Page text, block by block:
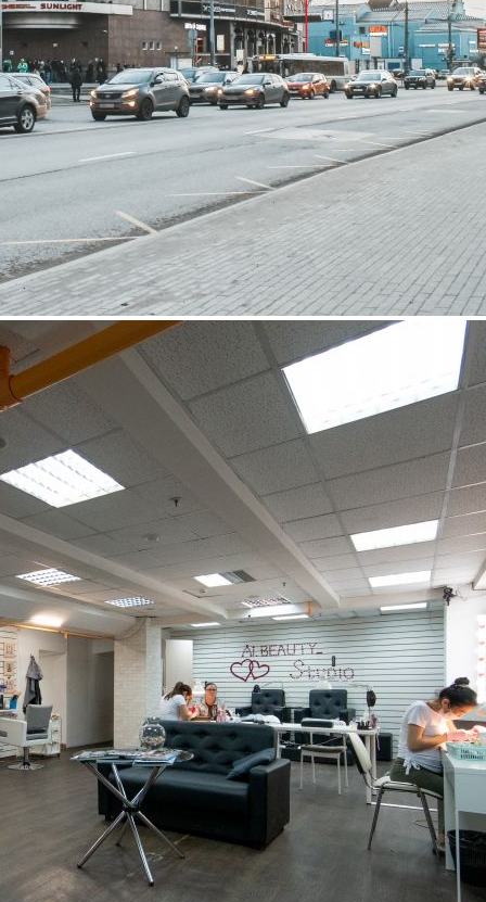
Торговый Центр
103125 - Г. МОСКВА,
БОЛЬШАЯ
СЕМЁНОВСКАЯ УЛИЦА,
Д.10С13
Москва / Московская обл
Получить контакты Посмотреть на карте
Собственник ГК "Экоофис"! Сдаем в аренду торговую
площадь 39,2 кв. м, в ТЦ "Мебель", 2 мин. м.
Электрозаводская, вблизи ТТК и Садового кольца.
Расположена на 1/3 этаж. здания. Аренда: 47 040 руб./месяц,
включая коммунальные и эксплуатационные расходы.
Расположение комплекса в шаговой доступности - 200 м от
ме...
622 (+)
Навигация
Характеристики
О помещении
Где находится
Контакты
Другие объявления